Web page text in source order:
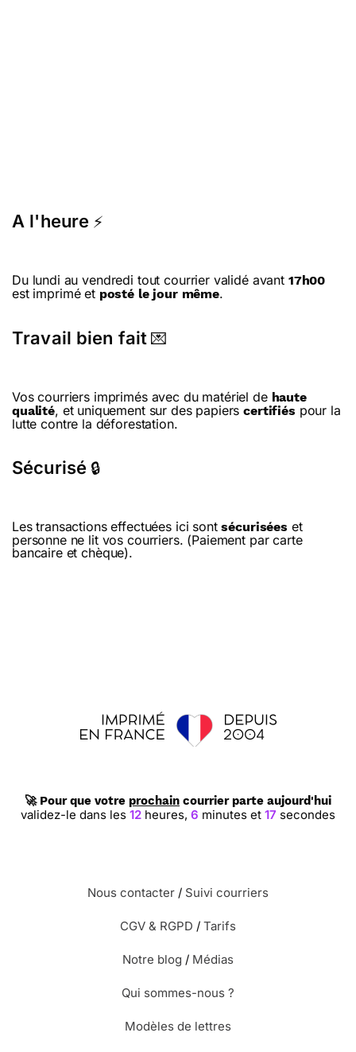
A l'heure ⚡
Du lundi au vendredi tout courrier validé avant 17h00
est imprimé et posté le jour même.
Travail bien fait 💌
Vos courriers imprimés avec du matériel de haute
qualité, et uniquement sur des papierscertifiés pour la
lutte contre la déforestation.
Sécurisé 🔒
Les transactions effectuées ici sontsécurisées et
personne ne lit vos courriers. (Paiement par carte
bancaire et chèque).
🚀 Pour que votre prochain courrier parte aujourd'hui
validez-le dans les 12heures, 6 minutes et 16 secondes
Nous contacter / Suivi courriers
CGV & RGPD / Tarifs
Notre blog / Médias
Qui sommes-nous ?
Modèles de lettres